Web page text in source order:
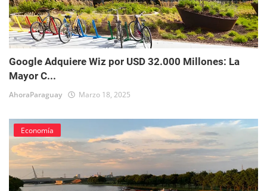
Google Adquiere Wiz por USD 32.000 Millones: La
Mayor C...
AhoraParaguay Marzo 18, 2025
Economía